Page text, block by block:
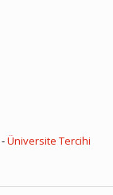
Üniversite Tercihi